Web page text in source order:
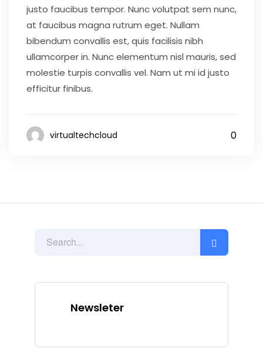
Newsleter
justo faucibus tempor. Nunc volutpat sem nunc,
at faucibus magna rutrum eget. Nullam
bibendum convallis est, quis facilisis nibh
ullamcorper in. Nunc elementum nisl mauris, sed
molestie turpis convallis vel. Nam ut mi id justo
efficitur finibus.
virtualtechcloud 0